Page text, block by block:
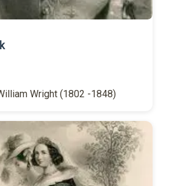
Wright (1802 -1848)